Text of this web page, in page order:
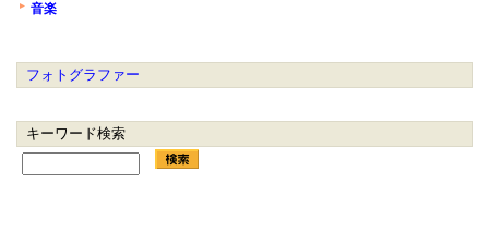
音楽
フォトグラファー
キーワード検索